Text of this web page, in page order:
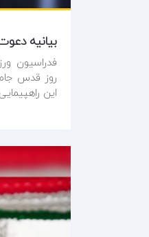
فدراسیون
روز قدس
این